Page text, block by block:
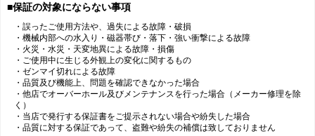
■保証の対象にならない事項
・誤ったご使用方法や、過失による故障・破損
・機械内部への水入り・磁器帯び・落下・強い衝撃による故障
・火災・水災・天変地異による故障・損傷
・ご使用中に生じる外観上の変化に関するもの
・ゼンマイ切れによる故障
・品質及び機能上、問題を確認できなかった場合
・他店でオーバーホール及びメンテナンスを行った場合（メーカー修理を除
く）
・当店で発行する保証書をご提示されない場合や紛失した場合
・品質に対する保証であって、盗難や紛失の補償は致しておりません